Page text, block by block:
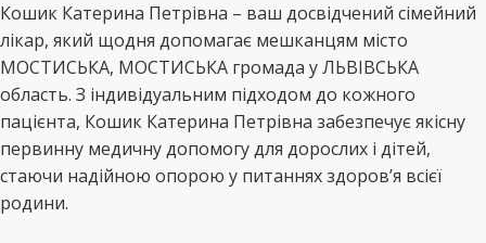
Кошик Катерина Петрівна – ваш досвідчений сімейний
лікар, який щодня допомагає мешканцям місто
МОСТИСЬКА, МОСТИСЬКА громада у ЛЬВІВСЬКА
область. З індивідуальним підходом до кожного
пацієнта, Кошик Катерина Петрівна забезпечує якісну
первинну медичну допомогу для дорослих і дітей,
стаючи надійною опорою у питаннях здоров’я всієї
родини.